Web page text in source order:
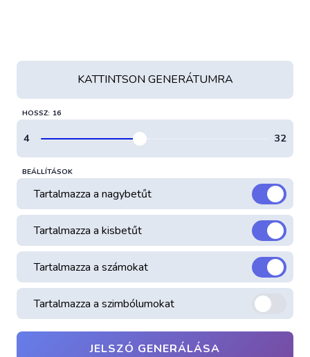
KATTINTSON GENERÁTUMRA
HOSSZ:
BEÁLLÍTÁSOK
Tartalmazza a nagybetűt
Tartalmazza a kisbetűt
Tartalmazza a számokat
Tartalmazza a szimbólumokat
JELSZÓ GENERÁLÁSA